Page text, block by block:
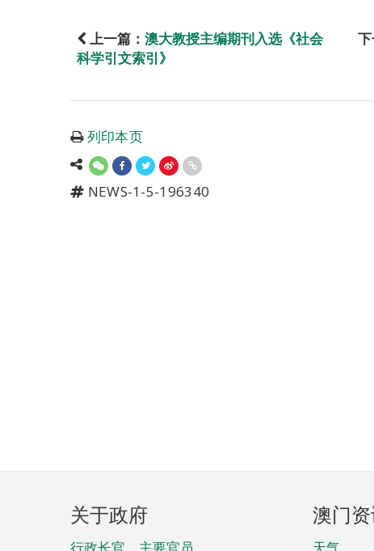
上一篇： 澳大教授主编期刊入选《社会
科学引文索引》
下
列印本页
NEWS-1-5-196340
页
脚
关于政府 澳门